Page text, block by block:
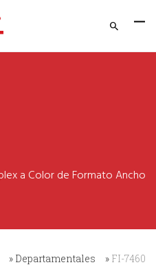
» Departamentales » FI-7460